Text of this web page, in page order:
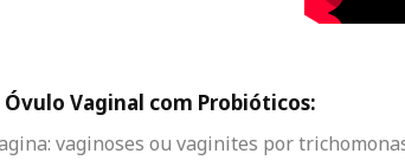
Vaginal com Probióticos:
vaginoses ou vaginites por